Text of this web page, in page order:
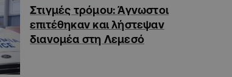
Στιγμές τρόμου: Άγνωστοι
επιτέθηκαν και λήστεψαν
διανομέα στη Λεμεσό